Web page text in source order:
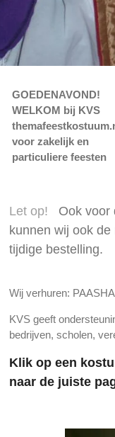
GOEDENAVOND!
WELKOM bij KVS
voor zakelijk en
particuliere feesten
Let op! Ook voor
kunnen wij ook
tijdige bestelling.
Wij verhuren:
KVS geeft
bedrijven, scholen,
Klik op een
naar de juiste